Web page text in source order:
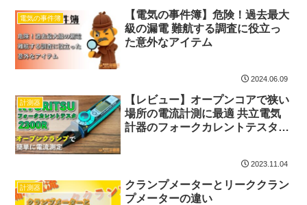
電気の事件簿
【電気の事件簿】危険！過去最大
級の漏電 難航する調査に役立っ
た意外なアイテム
2024.06.09
計測器
【レビュー】オープンコアで狭い
場所の電流計測に最適 共立電気
計器のフォークカレントテスタ
2023.11.04
計測器
クランプメーターとリーククラン
プメーターの違い